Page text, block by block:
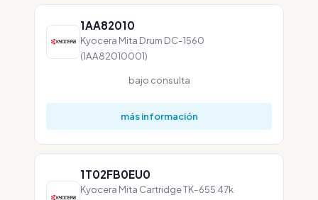
1AA82010
Kyocera Mita Drum DC-1560
(1AA82010001)
bajo consulta
más información
1T02FB0EU0
Kyocera Mita Cartridge TK-655 47k